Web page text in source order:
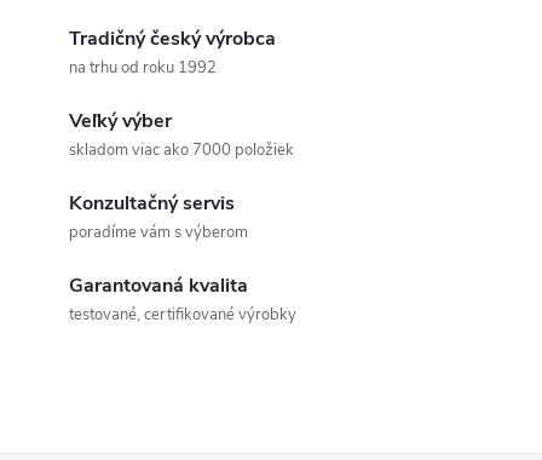
Tradičný český výrobca
na trhu od roku 1992
Veľký výber
skladom viac ako 7000 položiek
Konzultačný servis
poradíme vám s výberom
Garantovaná kvalita
testované, certifikované výrobky